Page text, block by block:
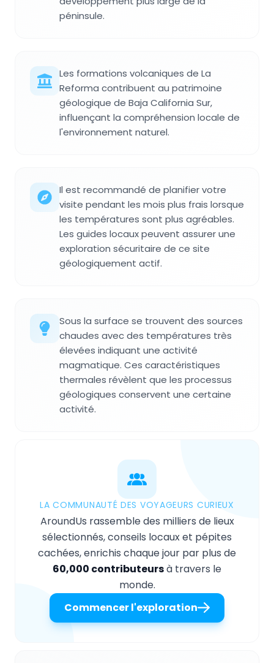
péninsule.
Les formations volcaniques de La
Reforma contribuent au patrimoine
géologique de Baja California Sur,
influençant la compréhension locale de
l'environnement naturel.
Il est recommandé de planifier votre
visite pendant les mois plus frais lorsque
les températures sont plus agréables.
Les guides locaux peuvent assurer une
exploration sécuritaire de ce site
géologiquement actif.
Sous la surface se trouvent des sources
chaudes avec des températures très
élevées indiquant une activité
magmatique. Ces caractéristiques
thermales révèlent que les processus
géologiques conservent une certaine
activité.
LA COMMUNAUTÉ DES VOYAGEURS CURIEUX
AroundUs rassemble des milliers de lieux
sélectionnés, conseils locaux et pépites
cachées, enrichis chaque jour par plus de
60,000 contributeursà travers le
monde.
Commencer l'exploration